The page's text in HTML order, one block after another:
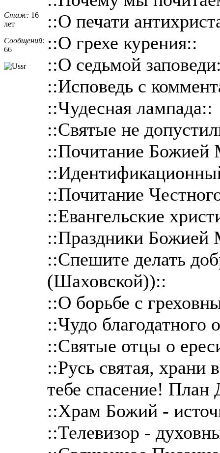
Стаж: 16
лет
Сообщений:
66
::О печати
::О грехе курения::
::О седьмой
::Исповедь с
::Чудесная лампада::
::Святые не
::Почитание Божией
::Почитание
::Евангельские
::Праздники Божией
::Спешите делать
(Шаховской))::
::О борьбе с
::Чудо благодатного
::Святые отцы о
::Русь святая, храни
тебе спасение!
::Храм Божий -
::Телевизор -